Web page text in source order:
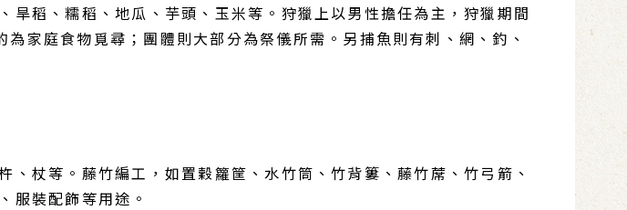
稻、糯稻、地瓜、芋頭、玉米等。狩獵上以男性擔任為主，狩獵期間
家庭食物覓尋；團體則大部分為祭儀所需。另捕魚則有刺、網、釣、
杖等。藤竹編工，如置穀籮筐、水竹筒、竹背簍、藤竹蓆、竹弓箭、
服裝配飾等用途。